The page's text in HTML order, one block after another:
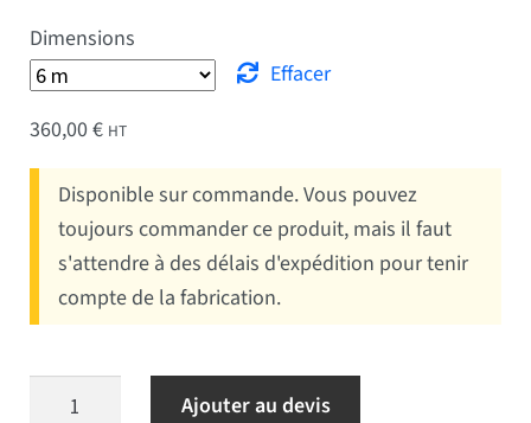
Dimensions
Effacer
360,00€ HT
Disponible sur commande. Vous pouvez
toujours commander ce produit, mais il faut
s'attendre à des délais d'expédition pour tenir
compte de la fabrication.
quantité de Mât manche à air cylindriques
Ajouter au devis